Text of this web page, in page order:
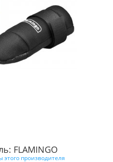
FLAMINGO
этого производителя